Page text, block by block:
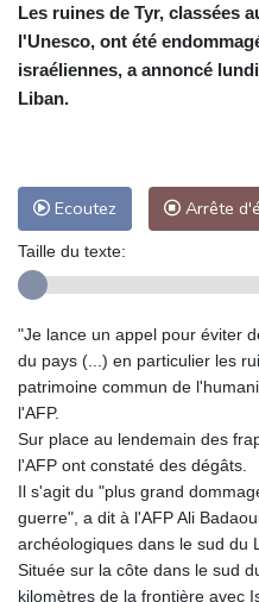
Les ruines de Tyr, classées
l'Unesco, ont été
israéliennes, a annoncé
Liban.
Ecoutez Arrête
Taille du texte:
"Je lance un appel pour éviter
du pays (...) en particulier les
patrimoine commun de
l'AFP.
Sur place au lendemain des
l'AFP ont constaté des dégâts.
Il s'agit du "plus grand
guerre", a dit à l'AFP Ali
archéologiques dans le sud du
Située sur la côte dans le sud
kilomètres de la frontière avec